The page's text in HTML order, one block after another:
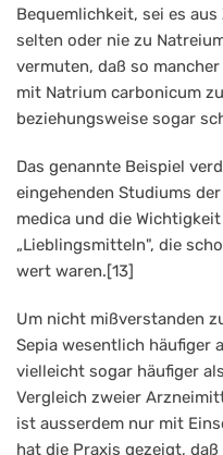
Bequemlichkeit, sei es
selten oder nie zu
vermuten, daß so
mit Natrium carbonicum
beziehungsweise sogar
Das genannte Beispiel
eingehenden Studiums
medica und die
„Lieblingsmitteln", die
wert waren.[13]
Um nicht mißverstanden
Sepia wesentlich häufiger
vielleicht sogar häufiger
Vergleich zweier
ist ausserdem nur mit
hat die Praxis gezeigt,